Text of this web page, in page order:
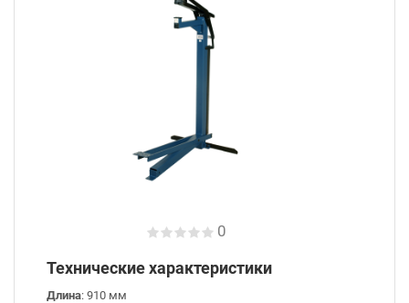
0
Технические характеристики
Длина: 910 мм